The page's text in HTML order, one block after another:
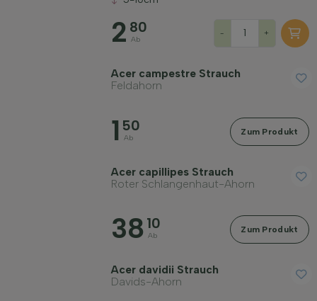
2 80
Ab
- +
Acer campestre Strauch
Feldahorn
1 50
Ab
Zum Produkt
Acer capillipes Strauch
Roter Schlangenhaut-Ahorn
38 10
Ab
Zum Produkt
Acer davidii Strauch
Davids-Ahorn